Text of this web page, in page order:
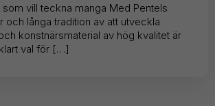
vill teckna manga Med Pentels
och långa tradition av att utveckla
konstnärsmaterial av hög kvalitet är
val för […]